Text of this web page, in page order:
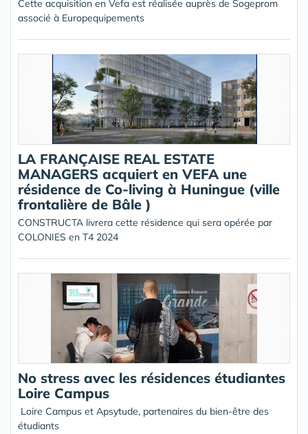
Cette acquisition en Vefa est réalisée auprès de Sogeprom
associé à Europequipements
LA FRANÇAISE REAL ESTATE
MANAGERS acquiert en VEFA une
résidence de Co-living à Huningue (ville
frontalière de Bâle )
CONSTRUCTA livrera cette résidence qui sera opérée par
COLONIES en T4 2024
No stress avec les résidences étudiantes
Loire Campus
Loire Campus et Apsytude, partenaires du bien-être des
étudiants